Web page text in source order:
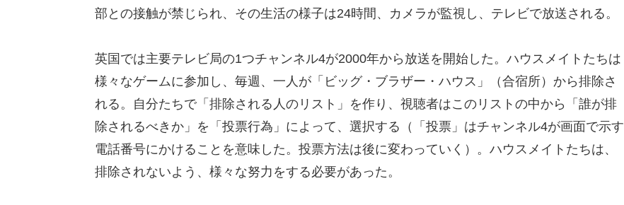
部との接触が禁じられ、その生活の様子は24時間、カメラが監視し、テレビで放送される。
英国では主要テレビ局の1つチャンネル4が2000年から放送を開始した。ハウスメイトたちは
様々なゲームに参加し、毎週、一人が「ビッグ・ブラザー・ハウス」（合宿所）から排除さ
れる。自分たちで「排除される人のリスト」を作り、視聴者はこのリストの中から「誰が排
除されるべきか」を「投票行為」によって、選択する（「投票」はチャンネル4が画面で示す
電話番号にかけることを意味した。投票方法は後に変わっていく）。ハウスメイトたちは、
排除されないよう、様々な努力をする必要があった。